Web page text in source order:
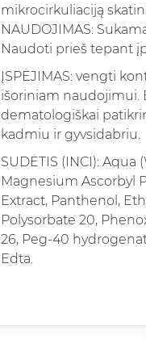
mikrocirkuliaciją
NAUDOJIMAS:
Naudoti prieš tepant
ĮSPĖJIMAS: vengti
išoriniam naudojimui.
dematologiškai
kadmiu ir gyvsidabriu.
SUDĖTIS (INCI):
Magnesium Ascorbyl
Extract, Panthenol,
Polysorbate 20,
26, Peg-40
Edta.